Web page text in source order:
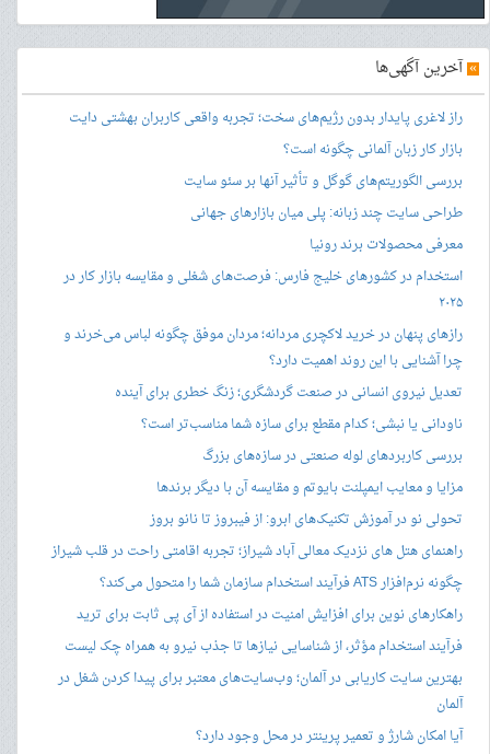
»آخرین آگهی‌ها
راز لاغری پایدار بدون رژیم‌های سخت؛ تجربه واقعی کاربران بهشتی دایت
بازار کار زبان آلمانی چگونه است؟
بررسی الگوریتم‌های گوگل و تأثیر آنها بر سئو سایت
طراحی سایت چند زبانه: پلی میان بازارهای جهانی
معرفی محصولات برند رونیا
استخدام در کشورهای خلیج فارس: فرصت‌های شغلی و مقایسه بازار کار در
۲۰۲۵
رازهای پنهان در خرید لاکچری مردانه؛ مردان موفق چگونه لباس می‌خرند و
چرا آشنایی با این روند اهمیت دارد؟
تعدیل نیروی انسانی در صنعت گردشگری؛ زنگ خطری برای آینده
ناودانی یا نبشی؛ کدام مقطع برای سازه شما مناسب‌تر است؟
بررسی کاربردهای لوله صنعتی در سازه‌های بزرگ
مزایا و معایب ایمپلنت بایوتم و مقایسه آن با دیگر برندها
تحولی نو در آموزش تکنیک‌های ابرو: از فیبروز تا نانو بروز
راهنمای هتل های نزدیک معالی آباد شیراز؛ تجربه اقامتی راحت در قلب شیراز
چگونه نرم‌افزار ATS فرآیند استخدام سازمان شما را متحول می‌کند؟
راهکارهای نوین برای افزایش امنیت در استفاده از آی پی ثابت برای ترید
فرآیند استخدام مؤثر، از شناسایی نیازها تا جذب نیرو به همراه چک لیست
بهترین سایت کاریابی در آلمان؛ وب‌سایت‌های معتبر برای پیدا کردن شغل در
آلمان
آیا امکان شارژ و تعمیر پرینتر در محل وجود دارد؟